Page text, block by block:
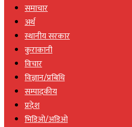
समाचार
अर्थ
स्थानीय सरकार
कुराकानी
विचार
विज्ञान/प्रबिधि
सम्पादकीय
प्रदेश
भिडिओ/अडिओ